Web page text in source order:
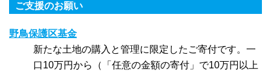
ご支援のお願い
野鳥保護区基金
新たな土地の購入と管理に限定したご寄付です。一
口10万円から（「任意の金額の寄付」で10万円以上